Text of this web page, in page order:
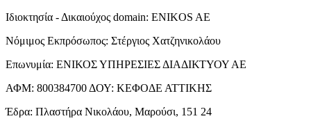
Ιδιοκτησία - Δικαιούχος domain: ENIKOS AE
Νόμιμος Εκπρόσωπος: Στέργιος Χατζηνικολάου
Επωνυμία: ΕΝΙΚΟΣ ΥΠΗΡΕΣΙΕΣ ΔΙΑΔΙΚΤΥΟΥ ΑΕ
ΑΦΜ: 800384700 ΔΟΥ: ΚΕΦΟΔΕ ΑΤΤΙΚΗΣ
Έδρα: Πλαστήρα Νικολάου, Μαρούσι, 151 24